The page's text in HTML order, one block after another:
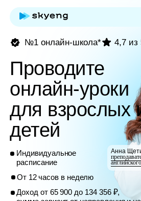
Индивидуальное
расписание
От 12 часов в неделю
Доход от 65 900 до 134 356 ₽,
сумма зависит от направления и нагрузки
4,7 из 5
Проводите
онлайн-уроки
для взрослых и
детей
Анна Щетинина,
преподаватель